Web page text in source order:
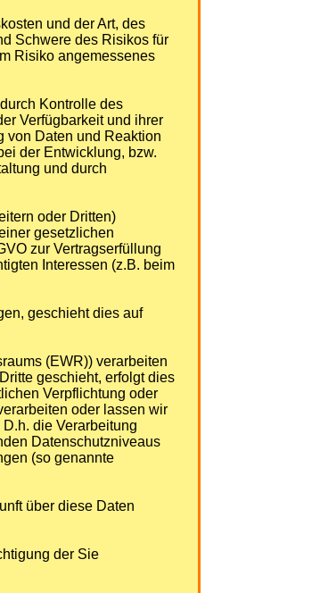
und der Art, des
Schwere des Risikos für
Risiko angemessenes
Kontrolle des
Verfügbarkeit und ihrer
von Daten und Reaktion
der Entwicklung, bzw.
und durch
oder Dritten)
gesetzlichen
zur Vertragserfüllung
Interessen (z.B. beim
geschieht dies auf
(EWR)) verarbeiten
geschieht, erfolgt dies
Verpflichtung oder
oder lassen wir
die Verarbeitung
Datenschutzniveaus
(so genannte
über diese Daten
der Sie